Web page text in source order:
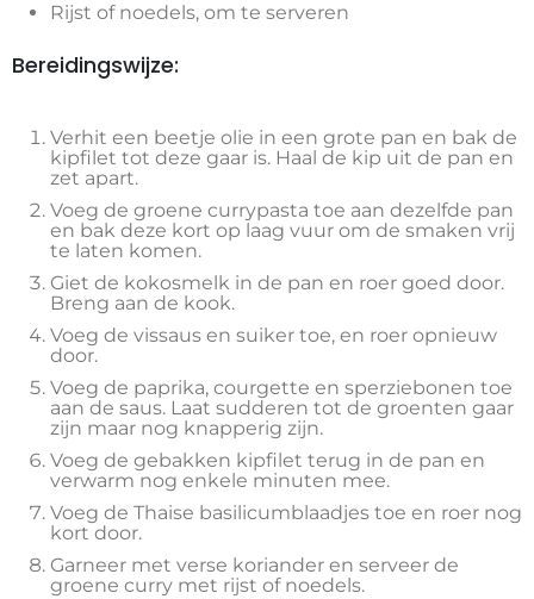
Rijst of noedels, om te serveren
Bereidingswijze:
Verhit een beetje olie in een grote pan en bak de
kipfilet tot deze gaar is. Haal de kip uit de pan en
zet apart.
Voeg de groene currypasta toe aan dezelfde pan
en bak deze kort op laag vuur om de smaken vrij
te laten komen.
Giet de kokosmelk in de pan en roer goed door.
Breng aan de kook.
Voeg de vissaus en suiker toe, en roer opnieuw
door.
Voeg de paprika, courgette en sperziebonen toe
aan de saus. Laat sudderen tot de groenten gaar
zijn maar nog knapperig zijn.
Voeg de gebakken kipfilet terug in de pan en
verwarm nog enkele minuten mee.
Voeg de Thaise basilicumblaadjes toe en roer nog
kort door.
Garneer met verse koriander en serveer de
groene curry met rijst of noedels.